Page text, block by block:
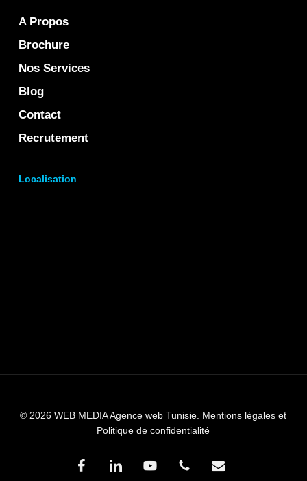
A Propos
Brochure
Nos Services
Blog
Contact
Recrutement
Localisation
© 2026 WEB MEDIA Agence web Tunisie. Mentions légales et
Politique de confidentialité
facebooklinkedin youtube phone email